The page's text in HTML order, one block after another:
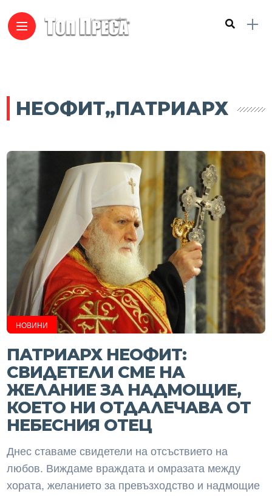
НЕОФИТ„ПАТРИАРХ
НОВИНИ
ПАТРИАРХ НЕОФИТ:
СВИДЕТЕЛИ СМЕ НА
ЖЕЛАНИЕ ЗА НАДМОЩИЕ,
КОЕТО НИ ОТДАЛЕЧАВА ОТ
НЕБЕСНИЯ ОТЕЦ
Днес ставаме свидетели на отсъствието на
любов. Виждаме враждата и омразата между
хората, желанието за превъзходство и надмощие